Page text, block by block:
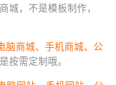
城，不是模板制作，
商城、手机商城、 公
按需定制哦。